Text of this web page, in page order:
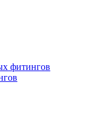
фитингов